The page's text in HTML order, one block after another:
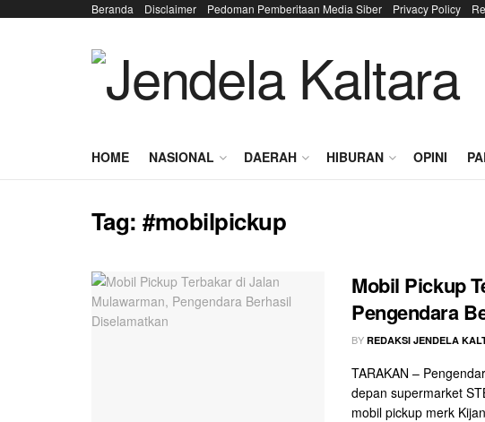
Beranda Disclaimer Pedoman Pemberitaan Media Siber Privacy Policy
HOME NASIONAL DAERAH HIBURAN OPINI
Tag:#mobilpickup
Mobil Pickup
Pengendara
BY REDAKSI JENDELA
TARAKAN –
depan supermarket
mobil pickup merk